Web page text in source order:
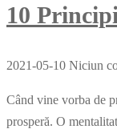
10
2021-05-10 Niciun
Când vine vorba de
prosperă. O